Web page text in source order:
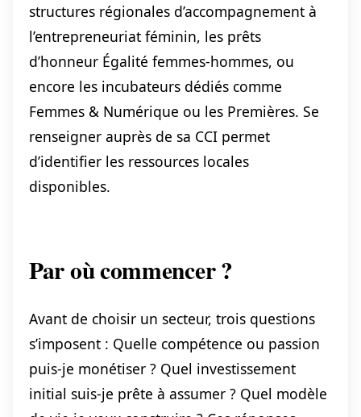
structures régionales d’accompagnement à
l’entrepreneuriat féminin, les prêts
d’honneur Égalité femmes-hommes, ou
encore les incubateurs dédiés comme
Femmes & Numérique ou les Premières. Se
renseigner auprès de sa CCI permet
d’identifier les ressources locales
disponibles.
Par où commencer ?
Avant de choisir un secteur, trois questions
s’imposent : Quelle compétence ou passion
puis-je monétiser ? Quel investissement
initial suis-je prête à assumer ? Quel modèle